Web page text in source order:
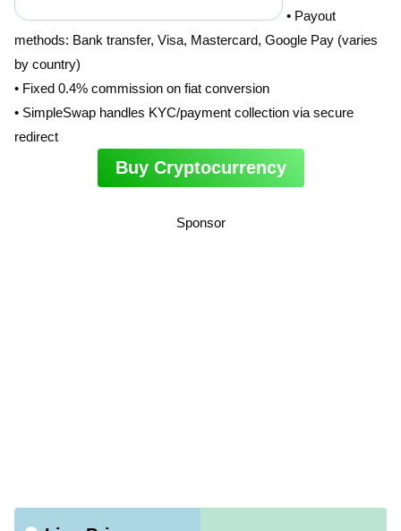
• Payout
methods: Bank transfer, Visa, Mastercard, Google Pay (varies
by country)
• Fixed 0.4% commission on fiat conversion
• SimpleSwap handles KYC/payment collection via secure
redirect
Buy Cryptocurrency
Sponsor